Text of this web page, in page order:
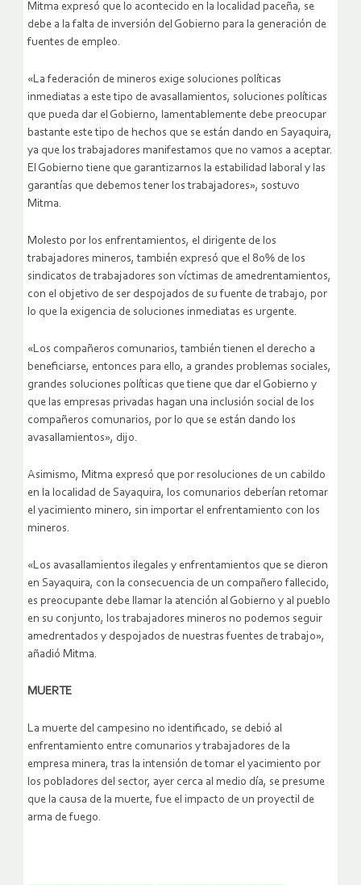
Mitma expresó que lo acontecido en la localidad paceña, se
debe a la falta de inversión del Gobierno para la generación de
fuentes de empleo.
«La federación de mineros exige soluciones políticas
inmediatas a este tipo de avasallamientos, soluciones políticas
que pueda dar el Gobierno, lamentablemente debe preocupar
bastante este tipo de hechos que se están dando en Sayaquira,
ya que los trabajadores manifestamos que no vamos a aceptar.
El Gobierno tiene que garantizarnos la estabilidad laboral y las
garantías que debemos tener los trabajadores», sostuvo
Mitma.
Molesto por los enfrentamientos, el dirigente de los
trabajadores mineros, también expresó que el 80% de los
sindicatos de trabajadores son víctimas de amedrentamientos,
con el objetivo de ser despojados de su fuente de trabajo, por
lo que la exigencia de soluciones inmediatas es urgente.
«Los compañeros comunarios, también tienen el derecho a
beneficiarse, entonces para ello, a grandes problemas sociales,
grandes soluciones políticas que tiene que dar el Gobierno y
que las empresas privadas hagan una inclusión social de los
compañeros comunarios, por lo que se están dando los
avasallamientos», dijo.
Asimismo, Mitma expresó que por resoluciones de un cabildo
en la localidad de Sayaquira, los comunarios deberían retomar
el yacimiento minero, sin importar el enfrentamiento con los
mineros.
«Los avasallamientos ilegales y enfrentamientos que se dieron
en Sayaquira, con la consecuencia de un compañero fallecido,
es preocupante debe llamar la atención al Gobierno y al pueblo
en su conjunto, los trabajadores mineros no podemos seguir
amedrentados y despojados de nuestras fuentes de trabajo»,
añadió Mitma.
MUERTE
La muerte del campesino no identificado, se debió al
enfrentamiento entre comunarios y trabajadores de la
empresa minera, tras la intensión de tomar el yacimiento por
los pobladores del sector, ayer cerca al medio día, se presume
que la causa de la muerte, fue el impacto de un proyectil de
arma de fuego.